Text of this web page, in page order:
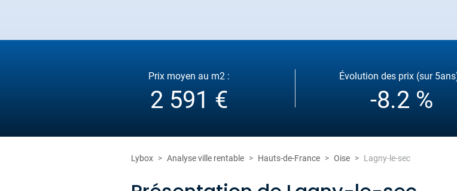
Prix moyen au m2 :
2 591 €
Évolution des prix (sur
-8.2 %
Lybox Analyse ville rentable Hauts-de-France Oise Lagny-le-sec